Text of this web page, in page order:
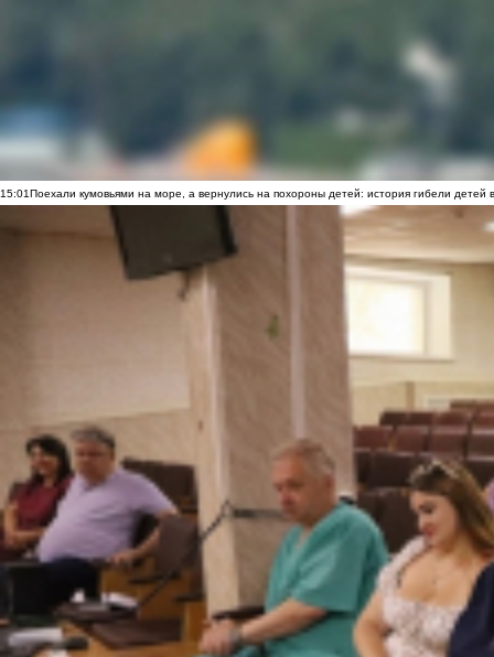
15:01Поехали кумовьями на море, а вернулись на похороны детей: история гибели детей